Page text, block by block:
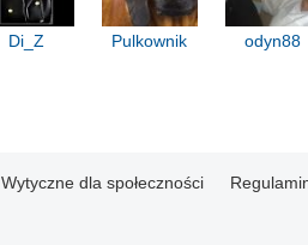
Di_Z Pulkownik odyn88
Wytyczne dla społeczności